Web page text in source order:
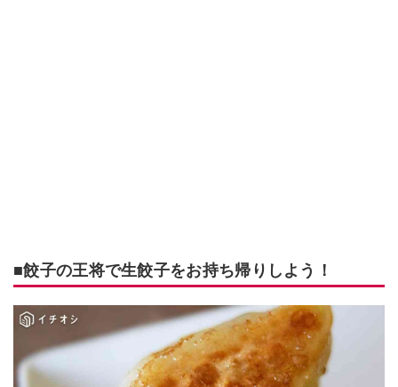
■餃子の王将で生餃子をお持ち帰りしよう！